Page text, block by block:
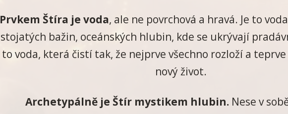
Prvkem Štíra je voda, ale ne povrchová a hravá. Je to
stojatých bažin, oceánských hlubin, kde se ukrývají
to voda, která čistí tak, že nejprve všechno rozloží a
nový život.
Archetypálně je Štír mystikem hlubin.Nese v